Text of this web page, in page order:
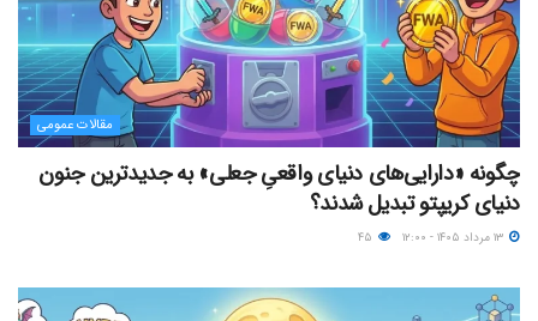
مقالات عمومی
چگونه «دارایی‌های دنیای واقعیِ جعلی» به جدیدترین جنون
دنیای کریپتو تبدیل شدند؟